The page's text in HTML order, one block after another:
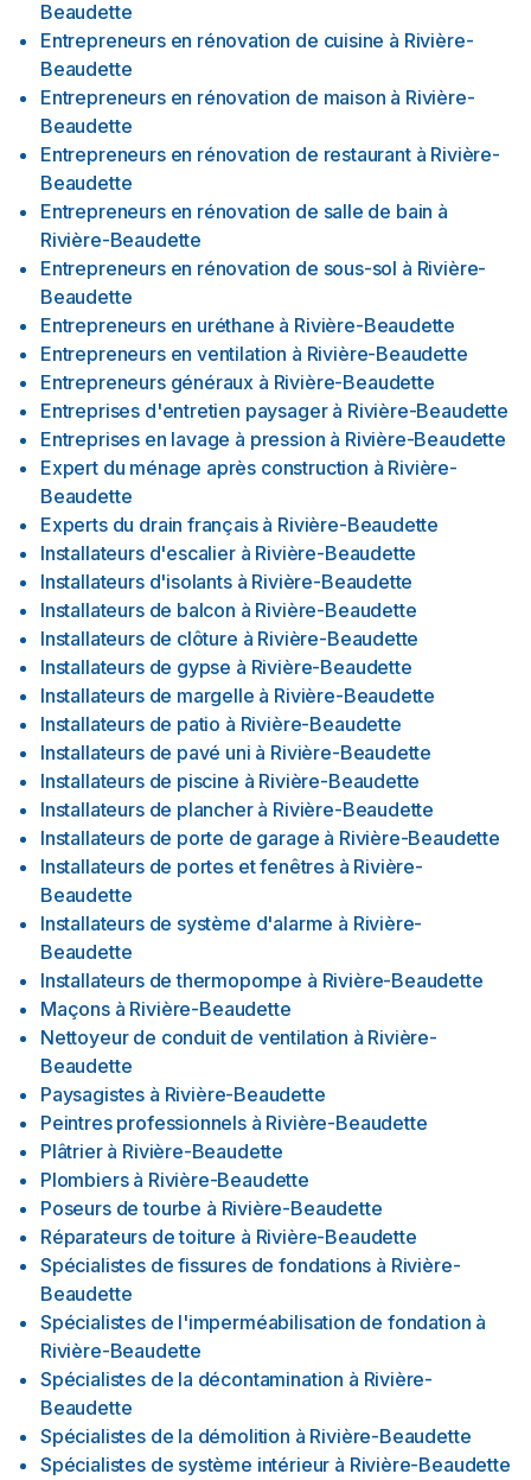
Beaudette
Entrepreneurs en rénovation de cuisine à Rivière-
Beaudette
Entrepreneurs en rénovation de maison à Rivière-
Beaudette
Entrepreneurs en rénovation de restaurant à Rivière-
Beaudette
Entrepreneurs en rénovation de salle de bain à
Rivière-Beaudette
Entrepreneurs en rénovation de sous-sol à Rivière-
Beaudette
Entrepreneurs en uréthane à Rivière-Beaudette
Entrepreneurs en ventilation à Rivière-Beaudette
Entrepreneurs généraux à Rivière-Beaudette
Entreprises d'entretien paysager à Rivière-Beaudette
Entreprises en lavage à pression à Rivière-Beaudette
Expert du ménage après construction à Rivière-
Beaudette
Experts du drain français à Rivière-Beaudette
Installateurs d'escalier à Rivière-Beaudette
Installateurs d'isolants à Rivière-Beaudette
Installateurs de balcon à Rivière-Beaudette
Installateurs de clôture à Rivière-Beaudette
Installateurs de gypse à Rivière-Beaudette
Installateurs de margelle à Rivière-Beaudette
Installateurs de patio à Rivière-Beaudette
Installateurs de pavé uni à Rivière-Beaudette
Installateurs de piscine à Rivière-Beaudette
Installateurs de plancher à Rivière-Beaudette
Installateurs de porte de garage à Rivière-Beaudette
Installateurs de portes et fenêtres à Rivière-
Beaudette
Installateurs de système d'alarme à Rivière-
Beaudette
Installateurs de thermopompe à Rivière-Beaudette
Maçons à Rivière-Beaudette
Nettoyeur de conduit de ventilation à Rivière-
Beaudette
Paysagistes à Rivière-Beaudette
Peintres professionnels à Rivière-Beaudette
Plâtrier à Rivière-Beaudette
Plombiers à Rivière-Beaudette
Poseurs de tourbe à Rivière-Beaudette
Réparateurs de toiture à Rivière-Beaudette
Spécialistes de fissures de fondations à Rivière-
Beaudette
Spécialistes de l'imperméabilisation de fondation à
Rivière-Beaudette
Spécialistes de la décontamination à Rivière-
Beaudette
Spécialistes de la démolition à Rivière-Beaudette
Spécialistes de système intérieur à Rivière-Beaudette